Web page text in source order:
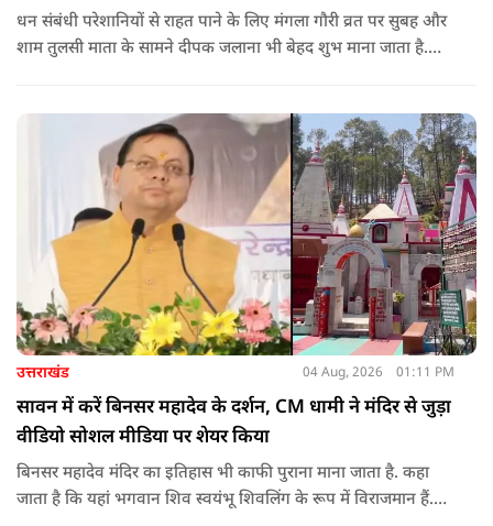
धन संबंधी परेशानियों से राहत पाने के लिए मंगला गौरी व्रत पर सुबह और
शाम तुलसी माता के सामने दीपक जलाना भी बेहद शुभ माना जाता है.
उत्तराखंड 04 Aug, 2026 01:11 PM
सावन में करें बिनसर महादेव के दर्शन, CM धामी ने मंदिर से जुड़ा
वीडियो सोशल मीडिया पर शेयर किया
बिनसर महादेव मंदिर का इतिहास भी काफी पुराना माना जाता है. कहा
जाता है कि यहां भगवान शिव स्वयंभू शिवलिंग के रूप में विराजमान हैं.